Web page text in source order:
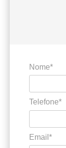
Nome*
Telefone*
Email*